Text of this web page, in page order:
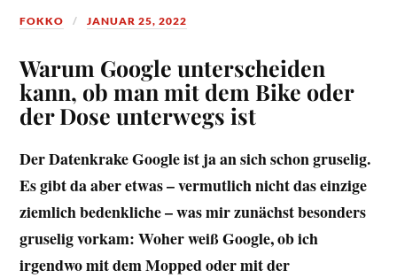
FOKKO JANUAR 25, 2022
Warum Google unterscheiden
kann, ob man mit dem Bike oder
der Dose unterwegs ist
Der Datenkrake Google ist ja an sich schon gruselig.
Es gibt da aber etwas – vermutlich nicht das einzige
ziemlich bedenkliche – was mir zunächst besonders
gruselig vorkam: Woher weiß Google, ob ich
irgendwo mit dem Mopped oder mit der